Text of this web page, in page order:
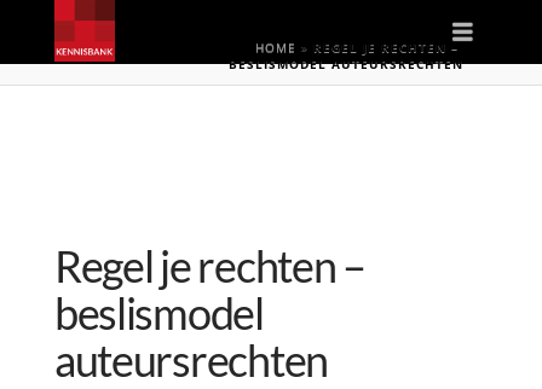
HOME » REGEL JE RECHTEN –
BESLISMODEL AUTEURSRECHTEN
Regel je rechten –
beslismodel
auteursrechten